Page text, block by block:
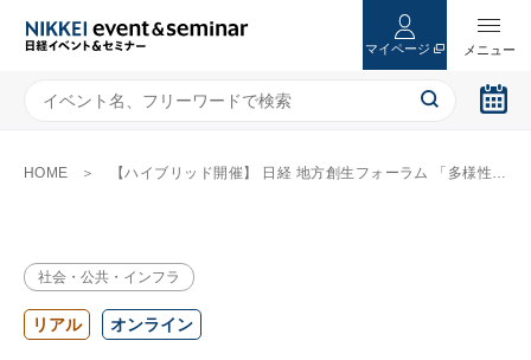
マイページ
HOME 【ハイブリッド開催】 日経 地方創生フォーラム 「多様性と自律性を大切にした地方創生、街づくり、社会づくり」
社会・公共・インフラ
リアル オンライン